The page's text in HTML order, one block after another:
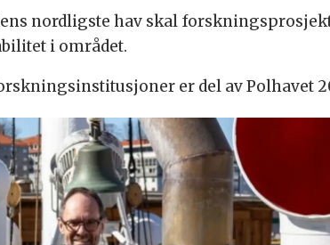
nordligste hav skal
i området.
er del av Polhavet